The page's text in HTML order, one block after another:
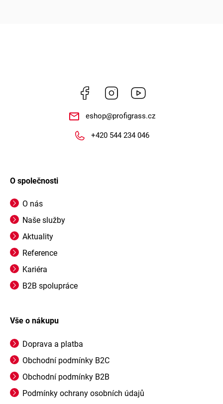
Facebook Instagram
eshop@profigrass.cz
+420 544 234 046
O společnosti
O nás
Naše služby
Aktuality
Reference
Kariéra
B2B spolupráce
Vše o nákupu
Doprava a platba
Obchodní podmínky B2C
Obchodní podmínky B2B
Podmínky ochrany osobních údajů